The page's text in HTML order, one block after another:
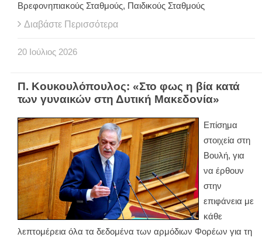
Βρεφονηπιακούς Σταθμούς, Παιδικούς Σταθμούς
Διαβάστε Περισσότερα
20 Ιούλιος 2026
Π. Κουκουλόπουλος: «Στο φως η βία κατά
των γυναικών στη Δυτική Μακεδονία»
Επίσημα
στοιχεία στη
Βουλή, για
να έρθουν
στην
επιφάνεια με
κάθε
λεπτομέρεια όλα τα δεδομένα των αρμόδιων Φορέων για τη